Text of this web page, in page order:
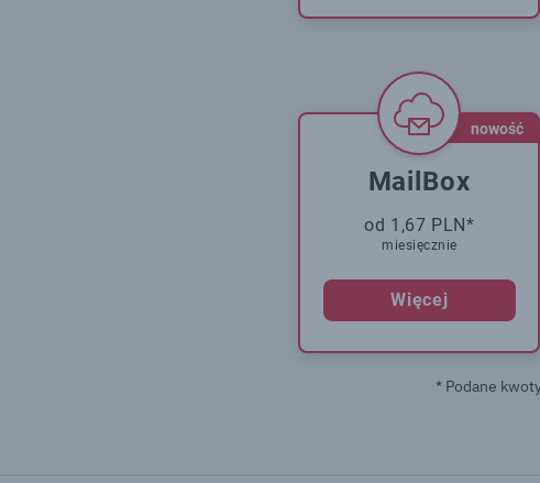
nowość
MailBox
od 1,67 PLN*
miesięcznie
Więcej
* Podane